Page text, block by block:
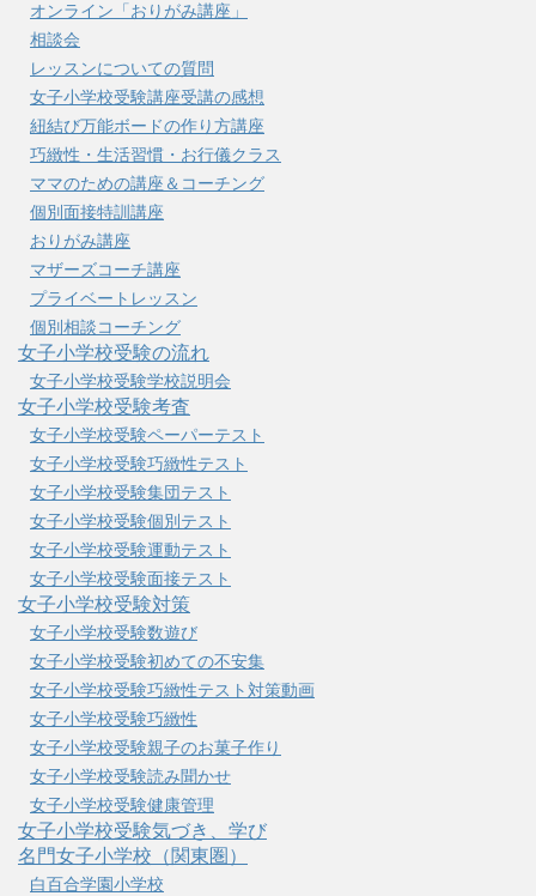
オンライン「おりがみ講座」
相談会
レッスンについての質問
女子小学校受験講座受講の感想
紐結び万能ボードの作り方講座
巧緻性・生活習慣・お行儀クラス
ママのための講座＆コーチング
個別面接特訓講座
おりがみ講座
マザーズコーチ講座
プライベートレッスン
個別相談コーチング
女子小学校受験の流れ
女子小学校受験学校説明会
女子小学校受験考査
女子小学校受験ペーパーテスト
女子小学校受験巧緻性テスト
女子小学校受験集団テスト
女子小学校受験個別テスト
女子小学校受験運動テスト
女子小学校受験面接テスト
女子小学校受験対策
女子小学校受験数遊び
女子小学校受験初めての不安集
女子小学校受験巧緻性テスト対策動画
女子小学校受験巧緻性
女子小学校受験親子のお菓子作り
女子小学校受験読み聞かせ
女子小学校受験健康管理
女子小学校受験気づき、学び
名門女子小学校（関東圏）
白百合学園小学校